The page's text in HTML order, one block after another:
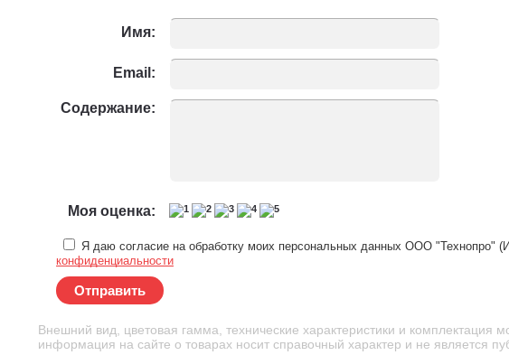
Имя:
Email:
Содержание:
Моя оценка:
Я даю согласие на обработку моих персональных данных ООО "Технопро"
конфиденциальности
Отправить
Внешний вид, цветовая гамма, технические характеристики и
информация на сайте о товарах носит справочный характер и не является